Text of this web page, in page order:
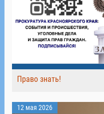
Право знать!
12 мая 2026